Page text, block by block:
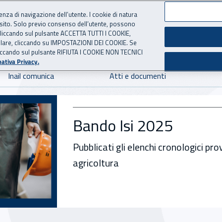
l'Assicurazione
Inail comunica
Atti e documenti
SI.IN.PRE.SA., un
L’iniziativa itinerante dell’Inail
mobili per offrire servizi a cittadini
di navigazione dell’utente. I cookie di natura
Solo previo consenso dell’utente, possono
sul pulsante ACCETTA TUTTI I COOKIE,
cliccando su IMPOSTAZIONI DEI COOKIE. Se
sul pulsante RIFIUTA I COOKIE NON TECNICI
Privacy.